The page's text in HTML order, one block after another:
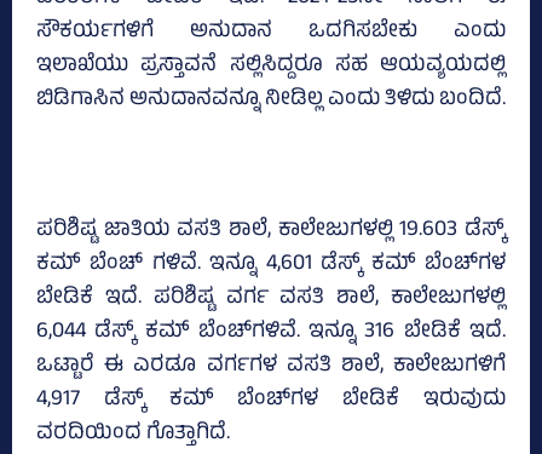
ಸೌಕರ್ಯಗಳಿಗೆ ಅನುದಾನ ಒದಗಿಸಬೇಕು ಎಂದು
ಇಲಾಖೆಯು ಪ್ರಸ್ತಾವನೆ ಸಲ್ಲಿಸಿದ್ದರೂ ಸಹ ಆಯವ್ಯಯದಲ್ಲಿ
ಬಿಡಿಗಾಸಿನ ಅನುದಾನವನ್ನೂ ನೀಡಿಲ್ಲ ಎಂದು ತಿಳಿದು ಬಂದಿದೆ.
ಪರಿಶಿಷ್ಟ ಜಾತಿಯ ವಸತಿ ಶಾಲೆ, ಕಾಲೇಜುಗಳಲ್ಲಿ 19.603 ಡೆಸ್ಕ್‌
ಕಮ್‌ ಬೆಂಚ್‌ ಗಳಿವೆ. ಇನ್ನೂ 4,601 ಡೆಸ್ಕ್‌ ಕಮ್‌ ಬೆಂಚ್‌ಗಳ
ಬೇಡಿಕೆ ಇದೆ. ಪರಿಶಿಷ್ಟ ವರ್ಗ ವಸತಿ ಶಾಲೆ, ಕಾಲೇಜುಗಳಲ್ಲಿ
6,044 ಡೆಸ್ಕ್‌ ಕಮ್‌ ಬೆಂಚ್‌ಗಳಿವೆ. ಇನ್ನೂ 316 ಬೇಡಿಕೆ ಇದೆ.
ಒಟ್ಟಾರೆ ಈ ಎರಡೂ ವರ್ಗಗಳ ವಸತಿ ಶಾಲೆ, ಕಾಲೇಜುಗಳಿಗೆ
4,917 ಡೆಸ್ಕ್‌ ಕಮ್‌ ಬೆಂಚ್‌ಗಳ ಬೇಡಿಕೆ ಇರುವುದು
ವರದಿಯಿಂದ ಗೊತ್ತಾಗಿದೆ.